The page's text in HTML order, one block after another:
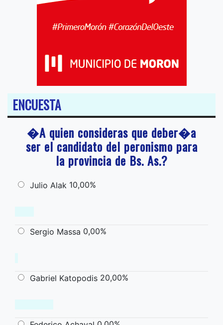
ENCUESTA
�A quien consideras que deber�a
ser el candidato del peronismo para
la provincia de Bs. As.?
Julio Alak 10,00%
Sergio Massa 0,00%
Gabriel Katopodis 20,00%